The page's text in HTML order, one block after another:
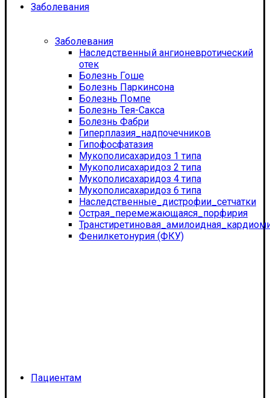
Заболевания
Заболевания
Наследственный ангионевротический
отек
Болезнь Гоше
Болезнь Паркинсона
Болезнь Помпе
Болезнь Тея-Сакса
Болезнь Фабри
Гиперплазия_надпочечников
Гипофосфатазия
Мукополисахаридоз 1 типа
Мукополисахаридоз 2 типа
Мукополисахаридоз 4 типа
Мукополисахаридоз 6 типа
Наследственные_дистрофии_сетчатки
Острая_перемежающаяся_порфирия
Фенилкетонурия (ФКУ)
Пациентам